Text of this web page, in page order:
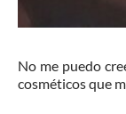
No me puedo
cosméticos que